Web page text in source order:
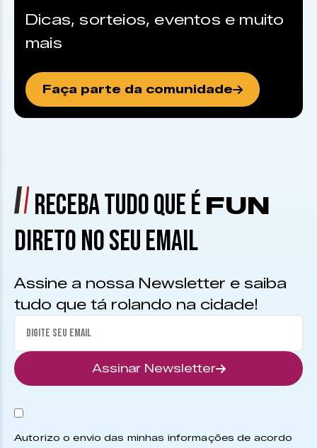
Dicas, sorteios, eventos e muito
mais
Faça parte da comunidade
RECEBA TUDO QUE É FUN
DIRETO NO SEU EMAIL
Assine a nossa Newsletter e saiba
tudo que tá rolando na cidade!
Assinar Newsletter
Autorizo o envio das minhas informações de acordo